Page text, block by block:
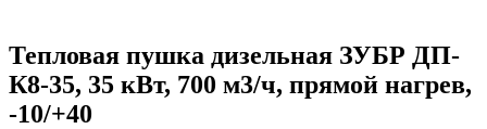
Тепловая пушка дизельная ЗУБР ДП-
К8-35, 35 кВт, 700 м3/ч, прямой нагрев,
-10/+40